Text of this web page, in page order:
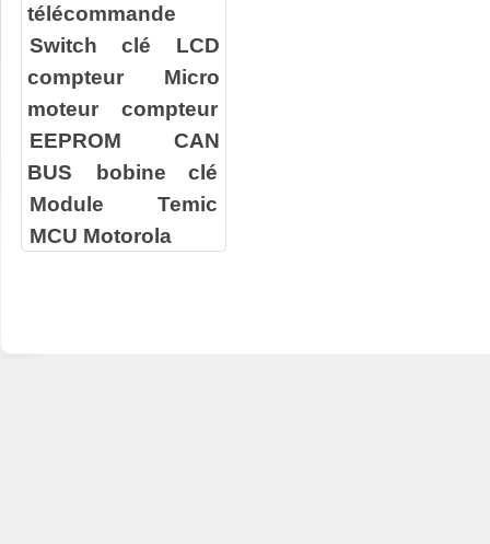
télécommande
Switch clé
LCD
compteur
Micro
moteur compteur
EEPROM
CAN
BUS
bobine clé
Module Temic
MCU Motorola